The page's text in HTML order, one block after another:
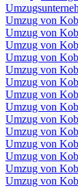
Umzug von
Umzug von
Umzug von
Umzug von
Umzug von
Umzug von
Umzug von
Umzug von
Umzug von
Umzug von
Umzug von
Umzug von
Umzug von
Umzug von